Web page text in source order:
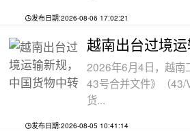
发布日期:2026-08-06 17:02:21
2026年6月4日，越南
43号合并文件》（43/
货...
发布日期:2026-08-05 10:41:14